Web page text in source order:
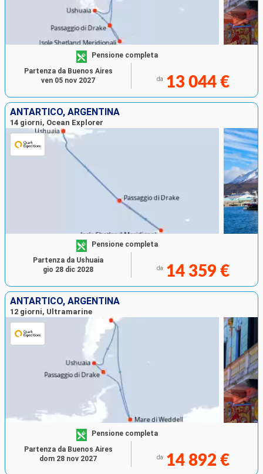
Pensione completa
da 13 044 €
Partenza da Buenos Aires
ven 05 nov 2027
ANTARTICO, ARGENTINA
14 giorni, Ocean Explorer
Pensione completa
da 14 359 €
Partenza da Ushuaia
gio 28 dic 2028
ANTARTICO, ARGENTINA
12 giorni, Ultramarine
Pensione completa
da 14 892 €
Partenza da Buenos Aires
dom 28 nov 2027